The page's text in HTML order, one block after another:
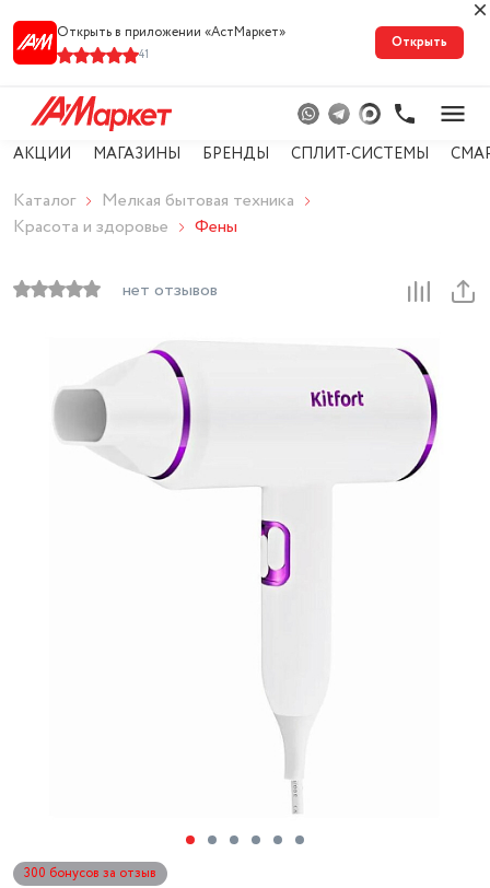
Открыть в приложении «АстМарке‪т‬»
41
Открыть
АКЦИИ МАГАЗИНЫ БРЕНДЫ СПЛИТ-СИСТЕМЫ
Каталог
Мелкая бытовая техника
Красота и здоровье
Фены
нет отзывов
300 бонусов за отзыв